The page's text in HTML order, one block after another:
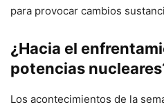
para provocar cambios
¿Hacia el
potencias
Los acontecimientos de la